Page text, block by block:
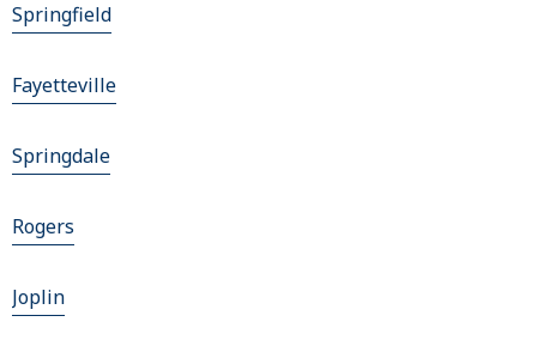
Springfield
Fayetteville
Springdale
Rogers
Joplin